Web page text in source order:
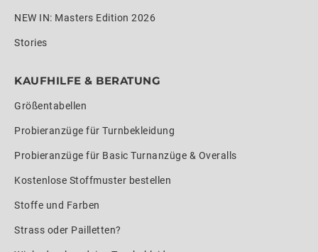
NEW IN: Masters Edition 2026
Stories
KAUFHILFE & BERATUNG
Größentabellen
Probieranzüge für Turnbekleidung
Probieranzüge für Basic Turnanzüge & Overalls
Kostenlose Stoffmuster bestellen
Stoffe und Farben
Strass oder Pailletten?